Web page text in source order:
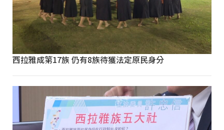
西拉雅成第17族 仍有8族待獲法定原民身分